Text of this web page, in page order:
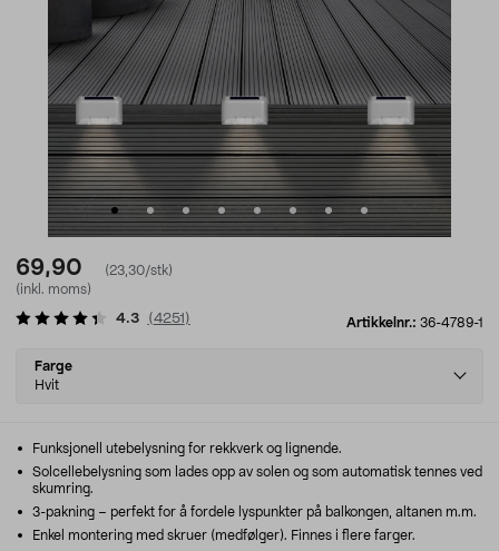
69,90
(23,30/stk)
(inkl. moms)
Artikkelnr.: 36-4789-1
4.3 (4251 )
Select
variant
Farge
Hvit
Funksjonell utebelysning for rekkverk og lignende.
Solcellebelysning som lades opp av solen og som automatisk tennes ved
skumring.
3-pakning – perfekt for å fordele lyspunkter på balkongen, altanen m.m.
Enkel montering med skruer (medfølger). Finnes i flere farger.